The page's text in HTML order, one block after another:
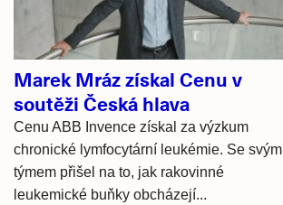
Marek Mráz získal Cenu v
soutěži Česká hlava
Cenu ABB Invence získal za výzkum
chronické lymfocytární leukémie. Se svým
týmem přišel na to, jak rakovinné
leukemické buňky obcházejí...